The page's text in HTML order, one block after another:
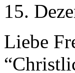
15.
Liebe